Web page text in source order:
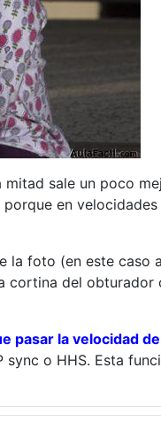
sale un poco
en
la foto (en este caso
cortina del obturador
pasar la velocidad
sync o HHS. Esta